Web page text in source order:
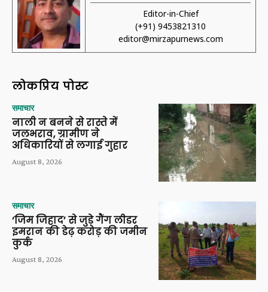
Editor-in-Chief
(+91) 9453821310
editor@mirzapurnews.com
लोकप्रिय पोस्ट
समाचार
नाली न बनने से रास्ते में
जलभराव, ग्रामीण ने
अधिकारियों से लगाई गुहार
August 8, 2026
समाचार
‘जिम जिहाद’ से जुड़े गैंग लीडर
इमरान की डेढ़ करोड़ की जमीन
कुर्क
August 8, 2026